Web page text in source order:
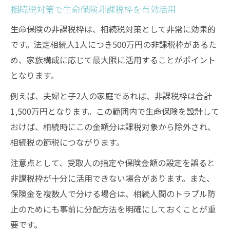
相続税対策で生命保険非課税枠を有効活用
生命保険の非課税枠は、相続税対策として非常に効果的
です。法定相続人1人につき500万円の非課税枠があるた
め、家族構成に応じて最大限に活用することがポイント
となります。
例えば、夫婦と子2人の家庭であれば、非課税枠は合計
1,500万円となります。この範囲内で生命保険を設計して
おけば、相続時にこの金額分は課税対象から除外され、
相続税の節税につながります。
注意点として、受取人の指定や保険金額の設定を誤ると
非課税枠が十分に活用できない場合があります。また、
保険金を複数人で分ける場合は、相続人間のトラブル防
止のためにも事前に分配方法を明確にしておくことが重
要です。